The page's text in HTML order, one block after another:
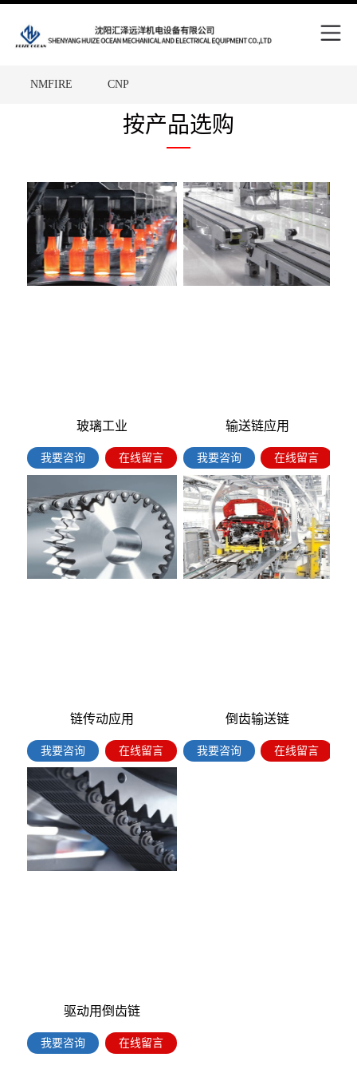
Skip
content
NMFIRE CNP
WPT FAM
RENOLD
HEYDAY TKD
Victaulic Putzmeiste
MHA ZENTGRAF
ALFAGOMMA Metso
按产品选购
玻璃工业
我要咨询 在线留言
输送链应用
我要咨询 在线留言
链传动应用
我要咨询 在线留言
倒齿输送链
我要咨询 在线留言
驱动用倒齿链
我要咨询 在线留言